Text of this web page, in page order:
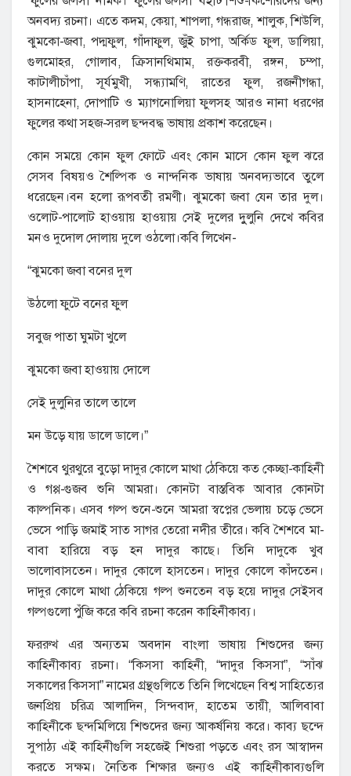
অনবদ্য রচনা। এতে কদম, কেয়া, শাপলা, গন্ধরাজ, শালুক, শিউলি,
ঝুমকো-জবা, পদ্মফুল, গাঁদাফুল, জুঁই চাপা, অর্কিড ফুল, ডালিয়া,
গুলমোহর, গোলাব, ক্রিসানথিমাম, রক্তকরবী, রঙ্গন, চম্পা,
কাটালীচাঁপা, সূর্যমুখী, সন্ধ্যামণি, রাতের ফুল, রজনীগন্ধা,
হাসনাহেনা, দোপাটি ও ম্যাগনোলিয়া ফুলসহ আরও নানা ধরণের
ফুলের কথা সহজ-সরল ছন্দবদ্ধ ভাষায় প্রকাশ করেছেন।
কোন সময়ে কোন ফুল ফোটে এবং কোন মাসে কোন ফুল ঝরে
সেসব বিষয়ও শৈল্পিক ও নান্দনিক ভাষায় অনবদ্যভাবে তুলে
ধরেছেন।বন হলো রূপবতী রমণী। ঝুমকো জবা যেন তার দুল।
ওলোট-পালোট হাওয়ায় হাওয়ায় সেই দুলের দুুলুনি দেখে কবির
মনও দুদোল দোলায় দুলে ওঠলো।কবি লিখেন-
“ঝুমকো জবা বনের দুল
উঠলো ফুটে বনের ফুল
সবুজ পাতা ঘুমটা খুলে
ঝুমকো জবা হাওয়ায় দোলে
সেই দুলুনির তালে তালে
মন উড়ে যায় ডালে ডালে।”
শৈশবে থুরথুরে বুড়ো দাদুর কোলে মাথা ঠেকিয়ে কত কেচ্ছা-কাহিনী
ও গপ্প-গুজব শুনি আমরা। কোনটা বাস্তবিক আবার কোনটা
কাল্পনিক। এসব গল্প শুনে-শুনে আমরা স্বপ্নের ভেলায় চড়ে ভেসে
ভেসে পাড়ি জমাই সাত সাগর তেরো নদীর তীরে। কবি শৈশবে মা-
বাবা হারিয়ে বড় হন দাদুর কাছে। তিনি দাদুকে খুব
ভালোবাসতেন। দাদুর কোলে হাসতেন। দাদুর কোলে কাঁদতেন।
দাদুর কোলে মাথা ঠেকিয়ে গল্প শুনতেন বড় হয়ে দাদুর সেইসব
গল্পগুলো পুঁজি করে কবি রচনা করেন কাহিনীকাব্য।
ফররুখ এর অন্যতম অবদান বাংলা ভাষায় শিশুদের জন্য
কাহিনীকাব্য রচনা। “কিসসা কাহিনী, “দাদুর কিসসা”, “সাঁঝ
সকালের কিসসা” নামের গ্রন্থগুলিতে তিনি লিখেছেন বিশ্ব সাহিত্যের
জনপ্রিয় চরিত্র আলাদিন, সিন্দবাদ, হাতেম তায়ী, আলিবাবা
কাহিনীকে ছন্দমিলিয়ে শিশুদের জন্য আকর্ষনিয় করে। কাব্য ছন্দে
সুপাঠ্য এই কাহিনীগুলি সহজেই শিশুরা পড়তে এবং রস আস্বাদন
করতে সক্ষম। নৈতিক শিক্ষার জন্যও এই কাহিনীকাব্যগুলি